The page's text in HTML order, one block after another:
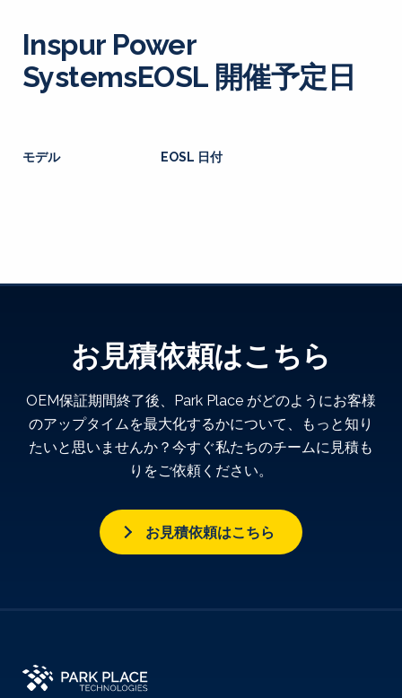
Inspur Power
SystemsEOSL 開催予定日
モデル EOSL 日付
お見積依頼はこちら
OEM保証期間終了後、Park Place がどのようにお客様
のアップタイムを最大化するかについて、もっと知り
たいと思いませんか？今すぐ私たちのチームに見積も
りをご依頼ください。
お見積依頼はこちら